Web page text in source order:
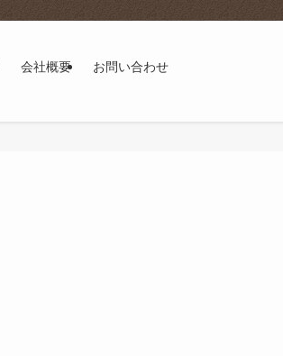
会社概要 お問い合わせ